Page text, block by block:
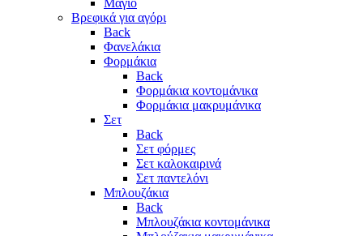
Βρεφικά για αγόρι
Back
Φανελάκια
Φορμάκια
Back
Φορμάκια κοντομάνικα
Φορμάκια μακρυμάνικα
Σετ
Back
Σετ φόρμες
Σετ καλοκαιρινά
Σετ παντελόνι
Μπλουζάκια
Back
Μπλουζάκια κοντομάνικα